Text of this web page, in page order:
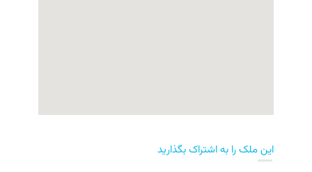
این ملک را به اشتراک بگذارید